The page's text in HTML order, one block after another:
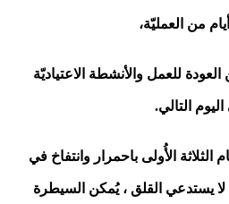
العودة للعمل والأنشطة الاعتياديّة
التالي.
الأُولى باحمرار وانتفاخ في
لا يستدعي القلق ، يُمكن السيطرة